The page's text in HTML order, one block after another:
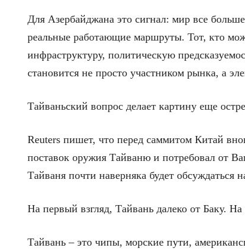
Для Азербайджана это сигнал: мир все
реальные работающие маршруты. Тот, кто
инфраструктуру, политическую
становится не просто участником рынка, а
Тайваньский вопрос делает картину еще
Reuters пишет, что перед саммитом Китай
поставок оружия Тайваню и потребовал от
Тайваня почти наверняка будет обсуждаться
На первый взгляд, Тайвань далеко от Баку. На
Тайвань – это чипы, морские пути,